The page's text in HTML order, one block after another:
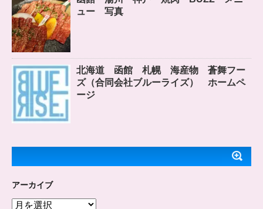
ュー 写真
北海道 函館 札幌 海産物 蒼舞フー
ズ（合同会社ブルーライズ） ホームペ
ージ
アーカイブ
ア